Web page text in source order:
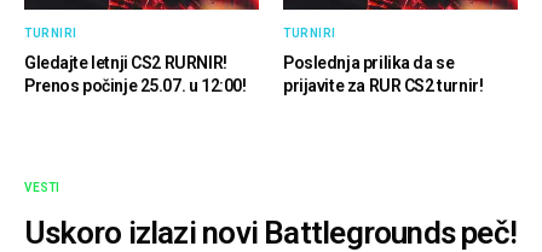
TURNIRI
Gledajte letnji CS2 RURNIR!
Prenos počinje 25.07. u 12:00!
TURNIRI
Poslednja prilika da se
prijavite za RUR CS2 turnir!
VESTI
Uskoro izlazi novi Battlegrounds peč!